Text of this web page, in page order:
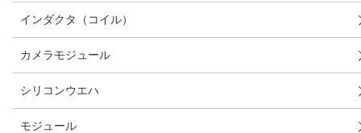
インダクタ（コイル）
カメラモジュール
シリコンウエハ
モジュール